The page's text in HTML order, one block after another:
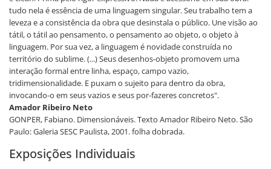
tudo nela é essência de uma linguagem singular. Seu trabalho tem a
leveza e a consistência da obra que desinstala o público. Une visão ao
tátil, o tátil ao pensamento, o pensamento ao objeto, o objeto à
linguagem. Por sua vez, a linguagem é novidade construída no
território do sublime. (...) Seus desenhos-objeto promovem uma
interação formal entre linha, espaço, campo vazio,
tridimensionalidade. E puxam o sujeito para dentro da obra,
invocando-o em seus vazios e seus por-fazeres concretos".
Amador Ribeiro Neto
GONPER, Fabiano. Dimensionáveis. Texto Amador Ribeiro Neto. São
Paulo: Galeria SESC Paulista, 2001. folha dobrada.
Exposições Individuais